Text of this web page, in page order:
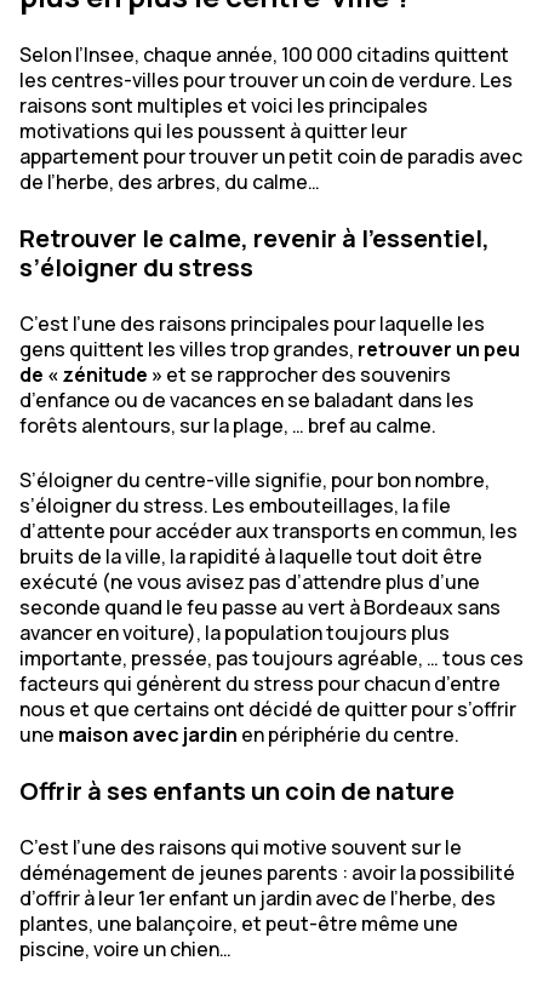
Selon l’Insee, chaque année, 100 000 citadins quittent
les centres-villes pour trouver un coin de verdure. Les
raisons sont multiples et voici les principales
motivations qui les poussent à quitter leur
appartement pour trouver un petit coin de paradis avec
de l’herbe, des arbres, du calme…
Retrouver le calme, revenir à l’essentiel,
s’éloigner du stress
C’est l’une des raisons principales pour laquelle les
gens quittent les villes trop grandes, retrouver un peu
de « zénitude » et se rapprocher des souvenirs
d’enfance ou de vacances en se baladant dans les
forêts alentours, sur la plage, … bref au calme.
S’éloigner du centre-ville signifie, pour bon nombre,
s’éloigner du stress. Les embouteillages, la file
d’attente pour accéder aux transports en commun, les
bruits de la ville, la rapidité à laquelle tout doit être
exécuté (ne vous avisez pas d’attendre plus d’une
seconde quand le feu passe au vert à Bordeaux sans
avancer en voiture), la population toujours plus
importante, pressée, pas toujours agréable, … tous ces
facteurs qui génèrent du stress pour chacun d’entre
nous et que certains ont décidé de quitter pour s’offrir
une maison avec jardin en périphérie du centre.
Offrir à ses enfants un coin de nature
C’est l’une des raisons qui motive souvent sur le
déménagement de jeunes parents : avoir la possibilité
d’offrir à leur 1er enfant un jardin avec de l’herbe, des
plantes, une balançoire, et peut-être même une
piscine, voire un chien…